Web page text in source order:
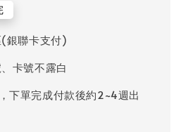
銀聯卡支付)
卡號不露白
下單完成付款後約2~4週出